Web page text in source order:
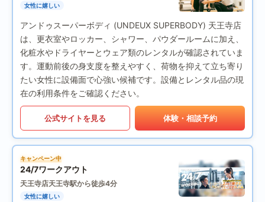
女性に嬉しい
アンドゥスーパーボディ (UNDEUX SUPERBODY) 天王寺店
は、更衣室やロッカー、シャワー、パウダールームに加え、
化粧水やドライヤーとウェア類のレンタルが確認されていま
す。運動前後の身支度を整えやすく、荷物を抑えて立ち寄り
たい女性に設備面で心強い候補です。設備とレンタル品の現
在の利用条件をご確認ください。
公式サイトを見る 体験・相談予約
キャンペーン中
24/7ワークアウト
天王寺店天王寺駅から徒歩4分
女性に嬉しい